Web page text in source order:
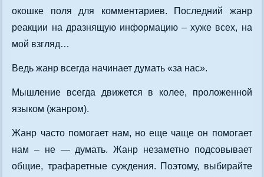
окошке поля для комментариев. Последний жанр
реакции на дразнящую информацию – хуже всех, на
мой взгляд…
Ведь жанр всегда начинает думать «за нас».
Мышление всегда движется в колее, проложенной
языком (жанром).
Жанр часто помогает нам, но еще чаще он помогает
нам – не — думать. Жанр незаметно подсовывает
общие, трафаретные суждения. Поэтому, выбирайте